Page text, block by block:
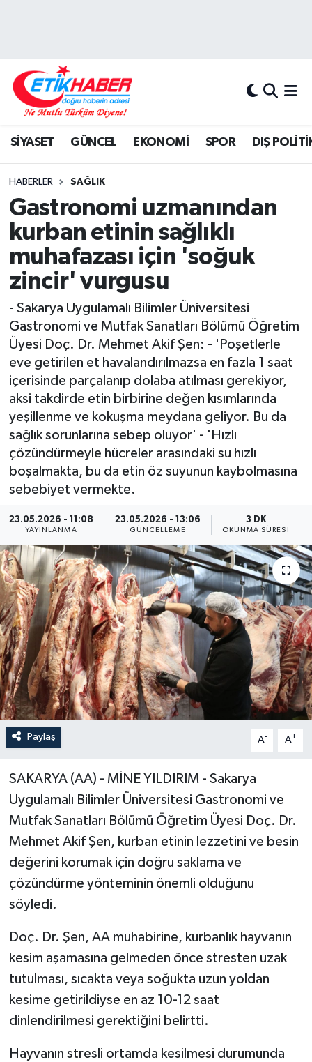
SİYASET GÜNCEL EKONOMİ SPOR DIŞ
HABERLER SAĞLIK
Gastronomi uzmanından
kurban etinin sağlıklı
muhafazası için 'soğuk
zincir' vurgusu
- Sakarya Uygulamalı Bilimler Üniversitesi
Gastronomi ve Mutfak Sanatları Bölümü Öğretim
Üyesi Doç. Dr. Mehmet Akif Şen: - 'Poşetlerle
eve getirilen et havalandırılmazsa en fazla 1 saat
içerisinde parçalanıp dolaba atılması gerekiyor,
aksi takdirde etin birbirine değen kısımlarında
yeşillenme ve kokuşma meydana geliyor. Bu da
sağlık sorunlarına sebep oluyor' - 'Hızlı
çözündürmeyle hücreler arasındaki su hızlı
boşalmakta, bu da etin öz suyunun kaybolmasına
sebebiyet vermekte.
23.05.2026 - 11:08
YAYINLANMA
23.05.2026 - 13:06
GÜNCELLEME
3 DK
OKUNMA SÜRESI
Paylaş A- A+
SAKARYA (AA) - MİNE YILDIRIM - Sakarya
Uygulamalı Bilimler Üniversitesi Gastronomi ve
Mutfak Sanatları Bölümü Öğretim Üyesi Doç. Dr.
Mehmet Akif Şen, kurban etinin lezzetini ve besin
değerini korumak için doğru saklama ve
çözündürme yönteminin önemli olduğunu
söyledi.
Doç. Dr. Şen, AA muhabirine, kurbanlık hayvanın
kesim aşamasına gelmeden önce stresten uzak
tutulması, sıcakta veya soğukta uzun yoldan
kesime getirildiyse en az 10-12 saat
dinlendirilmesi gerektiğini belirtti.
Hayvanın stresli ortamda kesilmesi durumunda
DIŞ POLİTİKA
KÖŞE YAZILARI
KÜLTÜR-SANAT-MAGAZİN
MEDYA
ÖZEL HABER
RÖPORTAJLAR
GÜNCEL
SPOR
YAŞAM
Yerel
Hava Durumu
Süper Lig Puan Durumu ve Fikstür
Tüm Manşetler
Son Dakika Haberleri
Haber Arşivi